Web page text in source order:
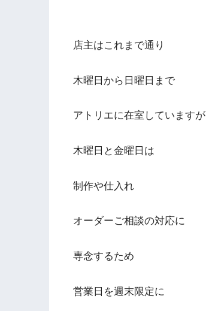
店主はこれまで通り
木曜日から日曜日まで
アトリエに在室していますが
木曜日と金曜日は
制作や仕入れ
オーダーご相談の対応に
専念するため
営業日を週末限定に